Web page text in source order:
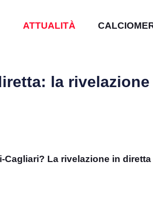
ATTUALITÀ
la rivelazione
La rivelazione in